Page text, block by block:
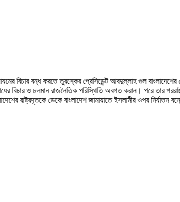
বিচার বন্ধ করতে তুরস্কের প্রেসিডেন্ট আবদুল্লাহ গুল বাংলাদেশের
বিচার ও চলমান রাজনৈতিক পরিস্থিতি অবগত করান। পরে তার
রাষ্ট্রদূতকে ডেকে বাংলাদেশ জামায়াতে ইসলামীর ওপর নির্যাতন